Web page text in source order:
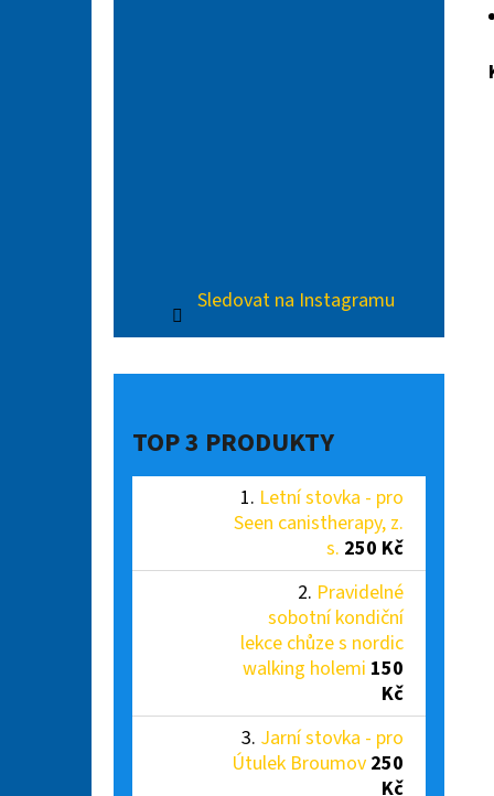
Sledovat na Instagramu
TOP 3 PRODUKTY
Letní stovka - pro
Seen canistherapy, z.
s. 250 Kč
Pravidelné
sobotní kondiční
lekce chůze s nordic
walking holemi 150
Kč
Jarní stovka - pro
Útulek Broumov 250
Kč